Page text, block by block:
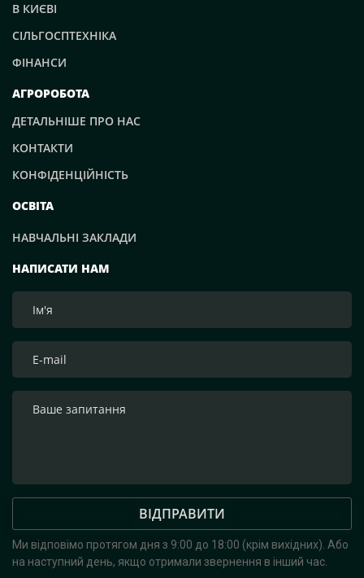
НАПИСАТИ НАМ
ВІДПРАВИТИ
Ми відповімо протягом дня з 9:00 до 18:00 (крім вихідних). Або
на наступний день, якщо отримали звернення в інший час.
В КИЄВІ
СІЛЬГОСПТЕХНІКА
ФІНАНСИ
АГРОРОБОТА
ДЕТАЛЬНІШЕ ПРО НАС
КОНТАКТИ
КОНФІДЕНЦІЙНІСТЬ
ОСВІТА
НАВЧАЛЬНІ ЗАКЛАДИ